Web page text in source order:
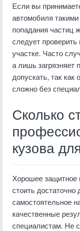
Если вы
автомобиля
попадания частиц
следует
участке. Часто
а лишь загрязняет
допускать, так
сложно без
Сколько
кузова
Хорошее защитное
стоить
самостоятельное
качественные
специалистам. Не